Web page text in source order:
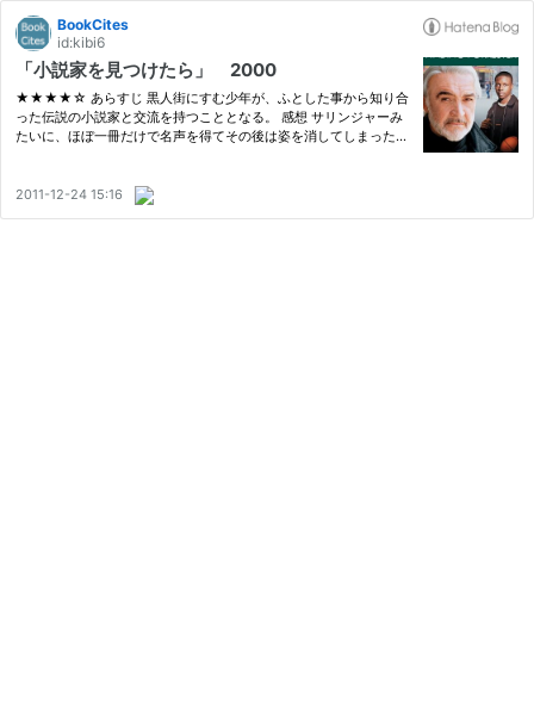
BookCites
id:kibi6
「小説家を見つけたら」 2000
★★★★☆ あらすじ 黒人街にすむ少年が、ふとした事から知り合
った伝説の小説家と交流を持つこととなる。 感想 サリンジャーみ
たいに、ほぼ一冊だけで名声を得てその後は姿を消してしまった小
作が…
2011-12-24 15:16